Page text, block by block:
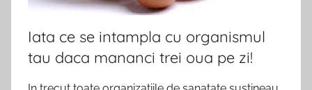
Iata ce se intampla cu organismul
tau daca mananci trei oua pe zi!